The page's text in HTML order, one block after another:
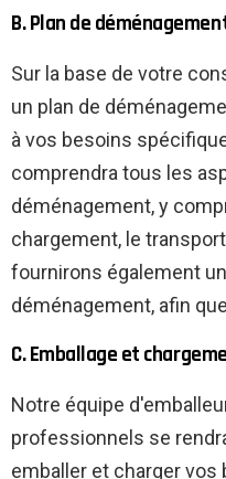
B. Plan de
Sur la base de votre
un plan de
à vos besoins
comprendra tous les
déménagement, y
chargement, le
fournirons également
déménagement, afin
C. Emballage et
Notre équipe
professionnels se
emballer et charger